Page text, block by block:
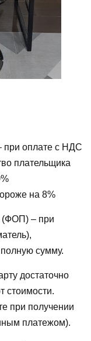
при оплате с НДС
плательщика
на 8%
(ФОП) – при
полную сумму.
достаточно
стоимости.
при получении
платежом).